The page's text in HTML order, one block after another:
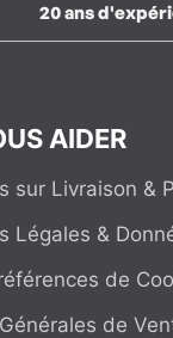
20 ans
AIDER
sur Livraison &
Légales &
de
de